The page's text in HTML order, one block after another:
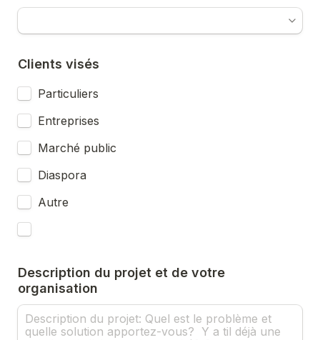
Clients visés
Particuliers
Entreprises
Marché public
Diaspora
Autre
Description du projet et de votre
organisation